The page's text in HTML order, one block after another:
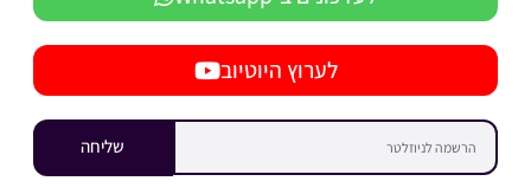
לערוץ היוטיוב
שליחה